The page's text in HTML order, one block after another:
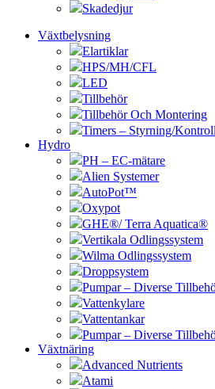
Skadedjur
Växtbelysning
Elartiklar
HPS/MH/CFL
LED
Tillbehör
Tillbehör Och Montering
Timers – Styrning/Kontroll
Hydro
PH – EC-mätare
Alien Systemer
AutoPot™
Oxypot
GHE®/ Terra Aquatica®
Vertikala Odlingssystem
Wilma Odlingssystem
Droppsystem
Pumpar – Diverse
Vattenkylare
Vattentankar
Pumpar – Diverse
Växtnäring
Advanced Nutrients
Atami